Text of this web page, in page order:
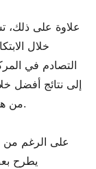
علاوة على ذلك،
خلال
التصادم في
إلى نتائج أفضل
من هذه المزايا لخلق بيئات أكثر أمانًا للمستخدمين.
على الرغم من
يطرح